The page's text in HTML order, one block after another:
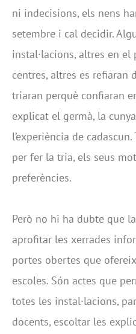
ni indecisions, els nens
setembre i cal decidir.
instal·lacions, altres en
centres, altres es refiaran
triaran perquè confiaran
explicat el germà, la
l’experiència de
per fer la tria, els seus
preferències.
Però no hi ha dubte que
aprofitar les xerrades
portes obertes que
escoles. Són actes que
totes les instal·lacions,
docents, escoltar les